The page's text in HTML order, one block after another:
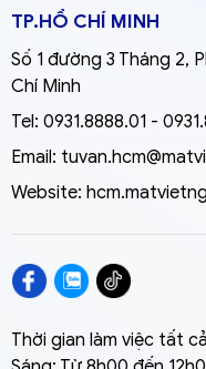
TP.HỒ CHÍ MINH
Số 1 đường 3 Tháng 2,
Chí Minh
Tel: 0931.8888.01 -
Email:
Website:
Thời gian làm việc tất